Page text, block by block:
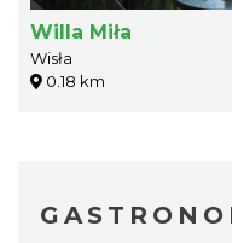
Willa Miła
Wisła
0.18 km